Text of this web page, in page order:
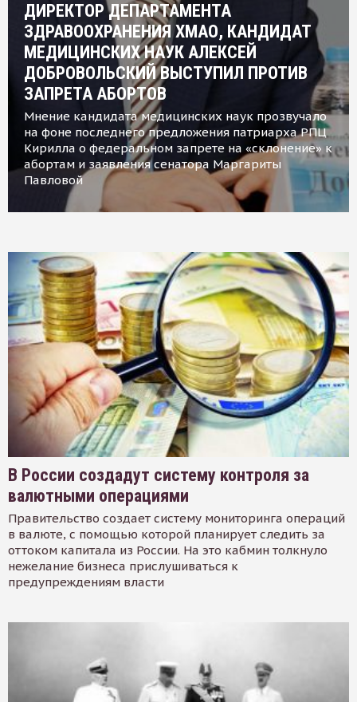
ДИРЕКТОР ДЕПАРТАМЕНТА
ЗДРАВООХРАНЕНИЯ ХМАО, КАНДИДАТ
МЕДИЦИНСКИХ НАУК АЛЕКСЕЙ
ДОБРОВОЛЬСКИЙ ВЫСТУПИЛ ПРОТИВ
ЗАПРЕТА АБОРТОВ
Мнение кандидата медицинских наук прозвучало
на фоне последнего предложения патриарха РПЦ
Кирилла о федеральном запрете на «склонение» к
абортам и заявления сенатора Маргариты
Павловой
В России создадут систему контроля за
валютными операциями
Правительство создает систему мониторинга операций
в валюте, с помощью которой планирует следить за
оттоком капитала из России. На это кабмин толкнуло
нежелание бизнеса прислушиваться к
предупреждениям власти